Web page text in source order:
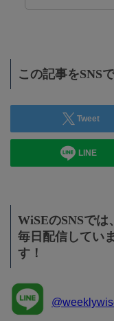
この記事をSNS
Tweet
LINE
WiSEのSNSで
毎日配信してい
す！